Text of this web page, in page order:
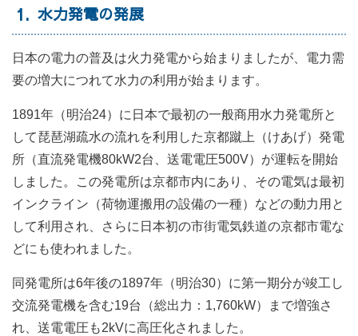
1 水力発電の発展
日本の電力の普及は火力発電から始まりましたが、電力需
要の増大につれて水力の利用が始まります。
1891年（明治24）に日本で最初の一般商用水力発電所と
して琵琶湖疏水の流れを利用した京都蹴上（けあげ）発電
所（直流発電機80kW2台、送電電圧500V）が運転を開始
しました。この発電所は京都市内にあり、その電気は最初
インクライン（荷物運搬用の設備の一種）などの動力用と
して利用され、さらに日本初の市街電気鉄道の京都市電な
どにも使われました。
同発電所は6年後の1897年（明治30）に第一期分が竣工し
交流発電機を含む19台（総出力：1,760kW）まで増強さ
れ、送電電圧も2kVに高圧化されました。